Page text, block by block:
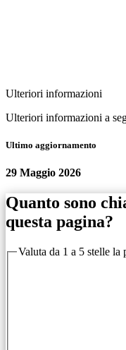
Ulteriori informazioni
Ulteriori informazioni a
Ultimo aggiornamento
29 Maggio 2026
Quanto sono
questa pagina?
Valuta da 1 a 5 stelle la